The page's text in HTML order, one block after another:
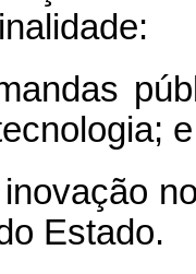
e
Estado.